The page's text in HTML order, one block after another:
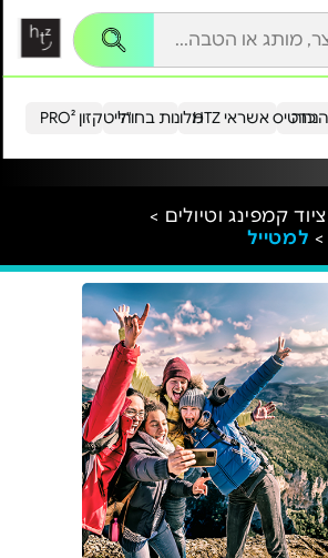
הייטקזון PRO²מלונות בחו"ל כרטיס אשראי HTZ
ציוד קמפינג וטיולים >
למטייל